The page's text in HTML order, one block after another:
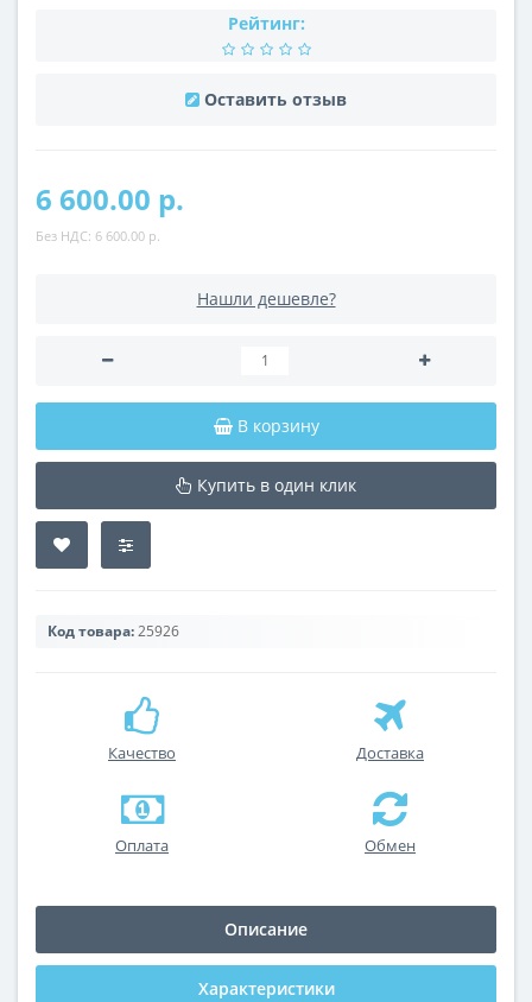
Рейтинг:
Оставить отзыв
6 600.00 р.
Без НДС: 6 600.00 р.
Нашли дешевле?
В корзину
Купить в один клик
Код товара:25926
Качество Доставка
Оплата Обмен
Описание
Характеристики